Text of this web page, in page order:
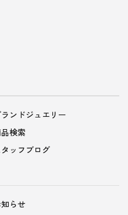
ランドジュエリー
検索
ッフブログ
らせ